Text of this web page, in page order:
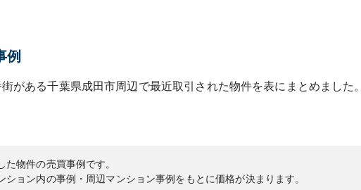
例
街がある千葉県成田市周辺で最近取引された物件を表にまとめました
物件の売買事例です。
ション内の事例・周辺マンション事例をもとに価格が決まります。